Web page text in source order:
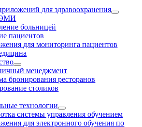
для здравоохранения
больницей
пациентов
для мониторинга пациентов
менеджмент
бронирования ресторанов
столиков
технологии
системы управления обучением
для электронного обучения по